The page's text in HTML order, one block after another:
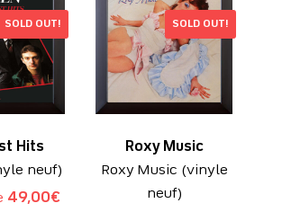
SOLD OUT!
Hits
neuf)
49,00€
SOLD OUT!
Roxy Music
Roxy Music (vinyle
neuf)